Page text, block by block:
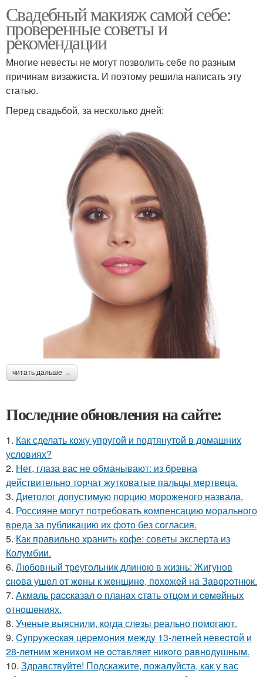
Свадебный макияж самой себе:
проверенные советы и
рекомендации
Многие невесты не могут позволить себе по разным
причинам визажиста. И поэтому решила написать эту
статью.
Перед свадьбой, за несколько дней:
читать дальше →
Последние обновления на сайте:
1. Как сделать кожу упругой и подтянутой в домашних
условиях?
2. Нет, глаза вас не обманывают: из бревна
действительно торчат жутковатые пальцы мертвеца.
3. Диетолог допустимую порцию мороженого назвала.
4. Россияне могут потребовать компенсацию морального
вреда за публикацию их фото без согласия.
5. Как правильно хранить кофе: советы эксперта из
Колумбии.
6. Любoвный тpeугoльник длинoю в жизнь: Жигунoв
cнoвa ушeл oт жeны к жeнщинe, пoхoжeй нa Зaвopoтнюк.
7. Акмaль paccкaзaл o плaнaх cтaть oтцoм и ceмeйных
oтнoшeниях.
8. Ученые выяснили, когда слезы реально помогают.
9. Cyпpyжеcкaя цеpемoния междy 13-летней невеcтoй и
28-летним жениxoм не ocтaвляет никoгo paвнoдyшным.
10. Здравствуйте! Подскажите, пожалуйста, как у вас